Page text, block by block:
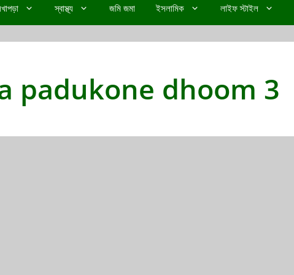
স্বাস্থ্য জমি জমা ইসলামিক লাইফ স্টাইল
padukone dhoom 3